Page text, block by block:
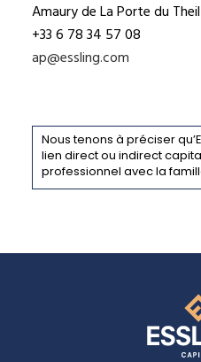
Amaury de La Porte du Theil
+33 6 78 34 57 08
ap@essling.com
Nous tenons à préciser
lien direct ou indirect
professionnel avec la